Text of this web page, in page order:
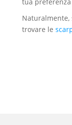
Naturalmente,
trovare le